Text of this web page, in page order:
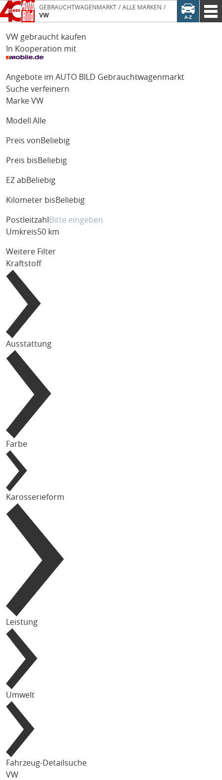
GEBRAUCHTWAGENMARKT
ALLE MARKEN
VW
VW gebraucht kaufen
In Kooperation mit
Angebote im AUTO BILD Gebrauchtwagenmarkt
Suche verfeinern
Marke VW
Modell Alle
Preis von Beliebig
Preis bis Beliebig
EZ ab Beliebig
Kilometer bis Beliebig
Postleitzahl
Umkreis50 km
Weitere Filter
Kraftstoff
Ausstattung
Farbe
Karosserieform
Leistung
Umwelt
Fahrzeug-Detailsuche
VW